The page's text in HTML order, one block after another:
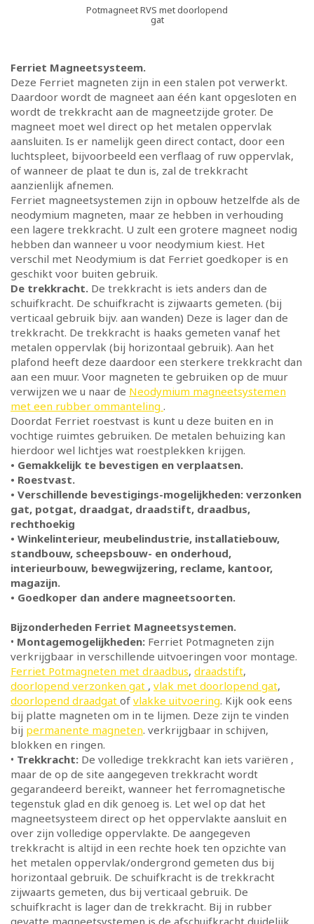
Potmagneet RVS met doorlopend
gat
Ferriet Magneetsysteem.
Deze Ferriet magneten zijn in een stalen pot verwerkt.
Daardoor wordt de magneet aan één kant opgesloten en
wordt de trekkracht aan de magneetzijde groter. De
magneet moet wel direct op het metalen oppervlak
aansluiten. Is er namelijk geen direct contact, door een
luchtspleet, bijvoorbeeld een verflaag of ruw oppervlak,
of wanneer de plaat te dun is, zal de trekkracht
aanzienlijk afnemen.
Ferriet magneetsystemen zijn in opbouw hetzelfde als de
neodymium magneten, maar ze hebben in verhouding
een lagere trekkracht. U zult een grotere magneet nodig
hebben dan wanneer u voor neodymium kiest. Het
verschil met Neodymium is dat Ferriet goedkoper is en
geschikt voor buiten gebruik.
De trekkracht. De trekkracht is iets anders dan de
schuifkracht. De schuifkracht is zijwaarts gemeten. (bij
verticaal gebruik bijv. aan wanden) Deze is lager dan de
trekkracht. De trekkracht is haaks gemeten vanaf het
metalen oppervlak (bij horizontaal gebruik). Aan het
plafond heeft deze daardoor een sterkere trekkracht dan
aan een muur. Voor magneten te gebruiken op de muur
verwijzen we u naar de Neodymium magneetsystemen
met een rubber ommanteling .
Doordat Ferriet roestvast is kunt u deze buiten en in
vochtige ruimtes gebruiken. De metalen behuizing kan
hierdoor wel lichtjes wat roestplekken krijgen.
• Gemakkelijk te bevestigen en verplaatsen.
• Roestvast.
• Verschillende bevestigings-mogelijkheden: verzonken
gat, potgat, draadgat, draadstift, draadbus,
rechthoekig
• Winkelinterieur, meubelindustrie, installatiebouw,
standbouw, scheepsbouw- en onderhoud,
interieurbouw, bewegwijzering, reclame, kantoor,
magazijn.
• Goedkoper dan andere magneetsoorten.
Bijzonderheden Ferriet Magneetsystemen.
• Montagemogelijkheden: Ferriet Potmagneten zijn
verkrijgbaar in verschillende uitvoeringen voor montage.
Ferriet Potmagneten met draadbus, draadstift,
doorlopend verzonken gat , vlak met doorlopend gat,
doorlopend draadgat of vlakke uitvoering. Kijk ook eens
bij platte magneten om in te lijmen. Deze zijn te vinden
bij permanente magneten. verkrijgbaar in schijven,
blokken en ringen.
• Trekkracht: De volledige trekkracht kan iets variëren ,
maar de op de site aangegeven trekkracht wordt
gegarandeerd bereikt, wanneer het ferromagnetische
tegenstuk glad en dik genoeg is. Let wel op dat het
magneetsysteem direct op het oppervlakte aansluit en
over zijn volledige oppervlakte. De aangegeven
trekkracht is altijd in een rechte hoek ten opzichte van
het metalen oppervlak/ondergrond gemeten dus bij
horizontaal gebruik. De schuifkracht is de trekkracht
zijwaarts gemeten, dus bij verticaal gebruik. De
schuifkracht is lager dan de trekkracht. Bij in rubber
gevatte magneetsystemen is de afschuifkracht duidelijk